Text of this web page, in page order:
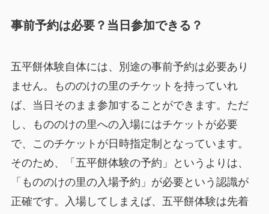
事前予約は必要？当日参加できる？
五平餅体験自体には、別途の事前予約は必要あり
ません。もののけの里のチケットを持っていれ
ば、当日そのまま参加することができます。ただ
し、もののけの里への入場にはチケットが必要
で、このチケットが日時指定制となっています。
そのため、「五平餅体験の予約」というよりは、
「もののけの里の入場予約」が必要という認識が
正確です。入場してしまえば、五平餅体験は先着